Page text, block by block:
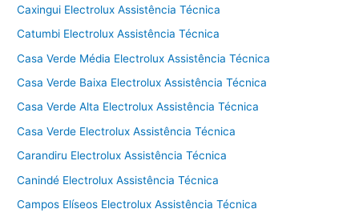
Caxingui Electrolux Assistência Técnica
Catumbi Electrolux Assistência Técnica
Casa Verde Média Electrolux Assistência Técnica
Casa Verde Baixa Electrolux Assistência Técnica
Casa Verde Alta Electrolux Assistência Técnica
Casa Verde Electrolux Assistência Técnica
Carandiru Electrolux Assistência Técnica
Canindé Electrolux Assistência Técnica
Campos Elíseos Electrolux Assistência Técnica